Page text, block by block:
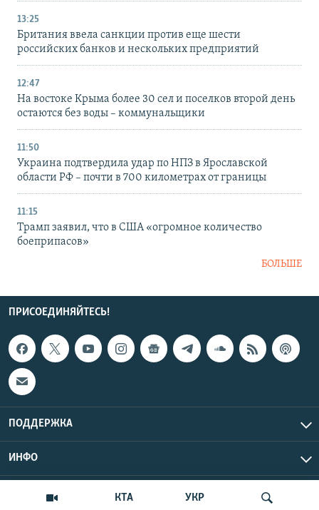
КТА УКР
13:25
Британия ввела санкции против еще шести
российских банков и нескольких предприятий
12:47
На востоке Крыма более 30 сел и поселков второй день
остаются без воды – коммунальщики
11:50
Украина подтвердила удар по НПЗ в Ярославской
области РФ – почти в 700 километрах от границы
11:15
Трамп заявил, что в США «огромное количество
боеприпасов»
БОЛЬШЕ
ПРИСОЕДИНЯЙТЕСЬ!
ПОДДЕРЖКА
ИНФО
Copyright Крым.Реалии, 2026 | Все права защищены.
UTC+3